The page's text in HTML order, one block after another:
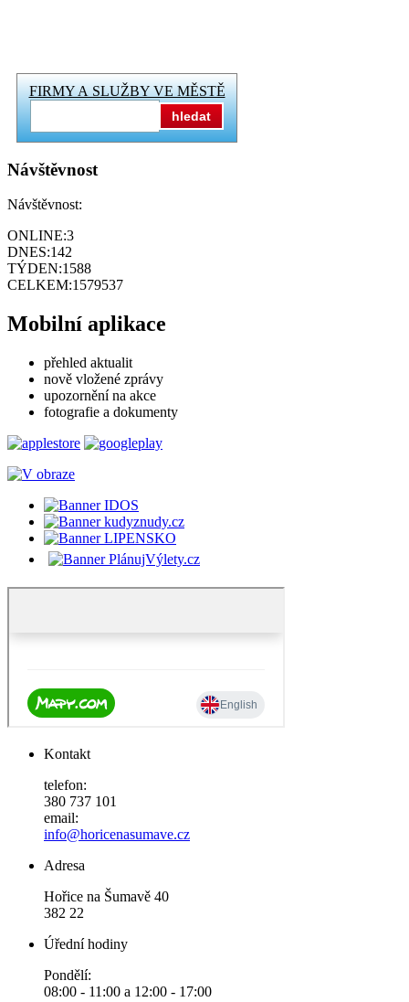
FIRMY A SLUŽBY VE MĚSTĚ
hledat
Návštěvnost
Návštěvnost:
ONLINE:3
DNES:142
TÝDEN:1588
CELKEM:1579537
Mobilní aplikace
přehled aktualit
nově vložené zprávy
upozornění na akce
fotografie a dokumenty
Kontakt
telefon:
380 737 101
email:
info@horicenasumave.cz
Adresa
Hořice na Šumavě 40
382 22
Úřední hodiny
Pondělí:
08:00 - 11:00 a 12:00 - 17:00